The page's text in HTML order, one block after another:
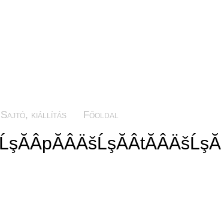
Sajtó, kiállítás Főoldal